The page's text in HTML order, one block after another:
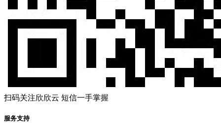
扫码关注欣欣云 短信一手掌握
服务支持